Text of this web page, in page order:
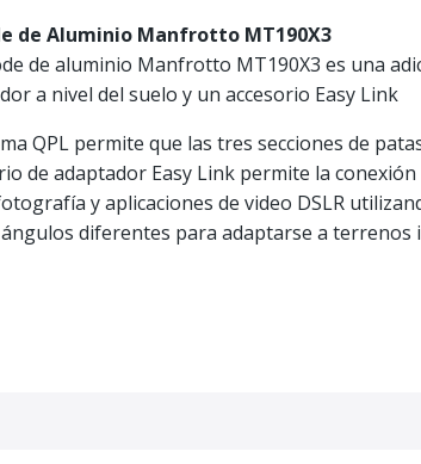
de Aluminio Manfrotto MT190X3
de aluminio Manfrotto MT190X3 es una
a nivel del suelo y un accesorio Easy Link
QPL permite que las tres secciones de
de adaptador Easy Link permite la
y aplicaciones de video DSLR
diferentes para adaptarse a